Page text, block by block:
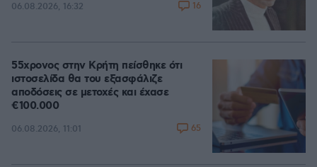
06.08.2026, 16:32 16
55χρονος στην Κρήτη πείσθηκε ότι
ιστοσελίδα θα του εξασφάλιζε
αποδόσεις σε μετοχές και έχασε
€100.000
06.08.2026, 11:01 65